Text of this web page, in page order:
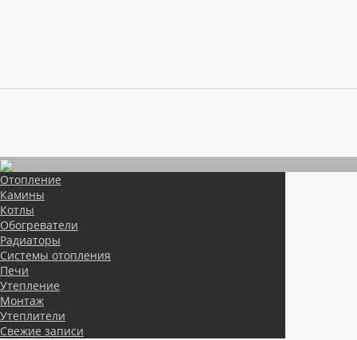
Отопление
Камины
Котлы
Обогреватели
Радиаторы
Системы отопления
Печи
Утепление
Монтаж
Утеплители
Свежие записи